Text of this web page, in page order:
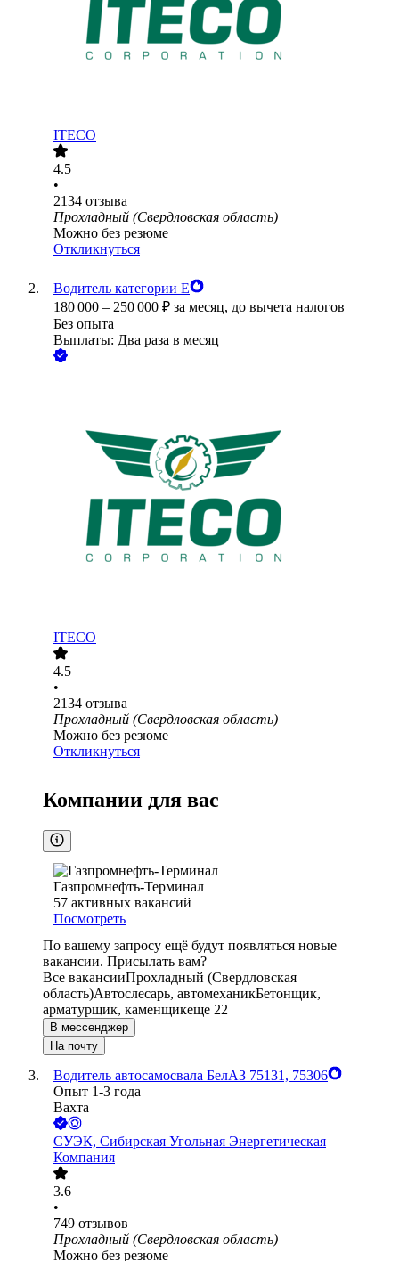
ITECO
4.5
•
2134 отзыва
Прохладный (Свердловская область)
Можно без резюме
Откликнуться
Водитель категории Е
180 000 – 250 000 ₽ за месяц, до вычета налогов
Без опыта
Выплаты: Два раза в месяц
ITECO
4.5
•
2134 отзыва
Прохладный (Свердловская область)
Можно без резюме
Откликнуться
Компании для вас
Газпромнефть-Терминал
57 активных вакансий
Посмотреть
По вашему запросу ещё будут появляться новые
вакансии. Присылать вам?
Все вакансииПрохладный (Свердловская
область)Автослесарь, автомеханикБетонщик,
арматурщик, каменщикеще 22
В мессенджер
На почту
Водитель автосамосвала БелАЗ 75131, 75306
Опыт 1-3 года
Вахта
СУЭК, Сибирская Угольная Энергетическая
Компания
3.6
•
749 отзывов
Прохладный (Свердловская область)
Можно без резюме